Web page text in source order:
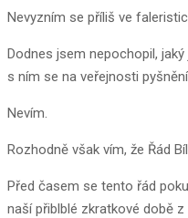
Nevyzním se příliš ve
Dodnes jsem nepochopil,
s ním se na veřejnosti
Nevím.
Rozhodně však vím, že Řád
Před časem se tento řád
naší přiblblé zkratkové době